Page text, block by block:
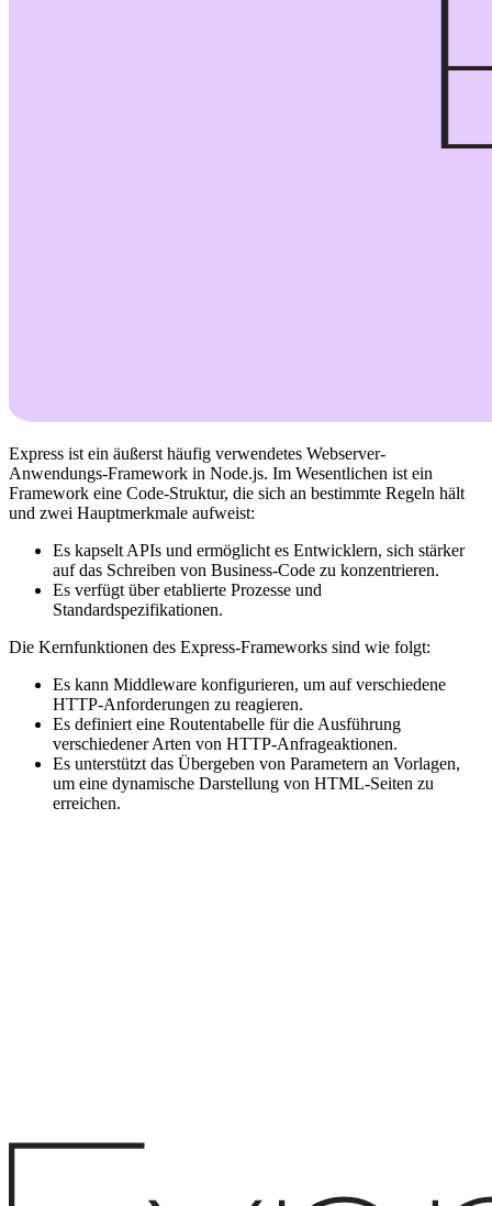
Express ist ein äußerst häufig verwendetes Webserver-
Anwendungs-Framework in Node.js. Im Wesentlichen ist ein
Framework eine Code-Struktur, die sich an bestimmte Regeln hält
und zwei Hauptmerkmale aufweist:
Es kapselt APIs und ermöglicht es Entwicklern, sich stärker
auf das Schreiben von Business-Code zu konzentrieren.
Es verfügt über etablierte Prozesse und
Standardspezifikationen.
Die Kernfunktionen des Express-Frameworks sind wie folgt:
Es kann Middleware konfigurieren, um auf verschiedene
HTTP-Anforderungen zu reagieren.
Es definiert eine Routentabelle für die Ausführung
verschiedener Arten von HTTP-Anfrageaktionen.
Es unterstützt das Übergeben von Parametern an Vorlagen,
um eine dynamische Darstellung von HTML-Seiten zu
erreichen.